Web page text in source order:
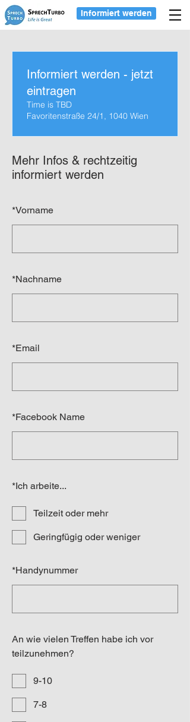
Informiert werden
Mehr Infos & rechtzeitig
informiert werden
*Vorname
*Nachname
*Email
*Facebook Name
*Ich arbeite...
Teilzeit oder mehr
Geringfügig oder weniger
*Handynummer
An wie vielen Treffen habe ich vor
teilzunehmen?
9-10
7-8
Informiert werden - jetzt
eintragen
Time is TBD
Favoritenstraße 24/1, 1040 Wien